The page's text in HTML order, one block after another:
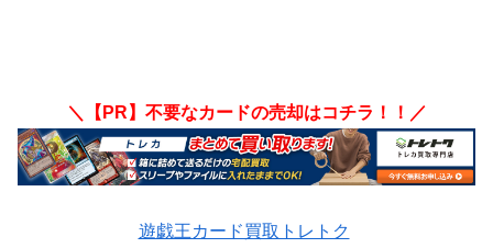
＼【PR】不要なカードの売却はコチラ！！／
遊戯王カード買取トレトク